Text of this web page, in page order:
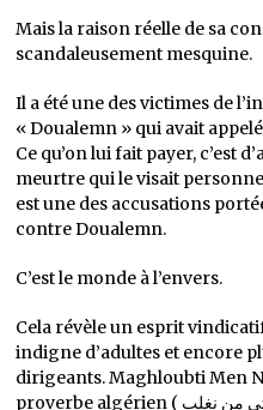
Mais la raison réelle de sa
scandaleusement mesquine.
Il a été une des victimes de
« Doualemn » qui avait
Ce qu’on lui fait payer, c’est
meurtre qui le visait
est une des accusations
contre Doualemn.
C’est le monde à l’envers.
Cela révèle un esprit
indigne d’adultes et encore
dirigeants. Maghloubti Men